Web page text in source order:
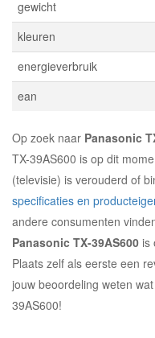
gewicht
kleuren
energieverbruik
ean
Op zoek naar Panasonic
TX-39AS600 is op dit
(televisie) is verouderd of
specificaties en
andere consumenten
Panasonic TX-39AS600 is
Plaats zelf als eerste een
jouw beoordeling weten
39AS600!